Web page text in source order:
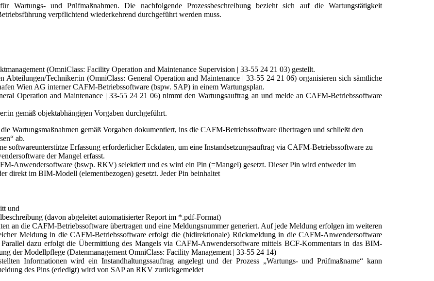
Wartungs- und Prüfmaßnahmen. Die nachfolgende Prozessbeschreibung bezieht sich auf die Wartungstätigkeit
verpflichtend wiederkehrend durchgeführt werden muss.
(OmniClass: Facility Operation and Maintenance Supervision | 33-55 24 21 03) gestellt.
Abteilungen/Techniker:in (OmniClass: General Operation and Maintenance | 33-55 24 21 06) organisieren sich sämtliche
Wien AG interner CAFM-Betriebssoftware (bspw. SAP) in einem Wartungsplan.
Operation and Maintenance | 33-55 24 21 06) nimmt den Wartungsauftrag an und melde an CAFM-Betriebssoftware
gemäß objektabhängigen Vorgaben durchgeführt.
Wartungsmaßnahmen gemäß Vorgaben dokumentiert, ins die CAFM-Betriebssoftware übertragen und schließt den
ab.
softwareunterstütze Erfassung erforderlicher Eckdaten, um eine Instandsetzungsauftrag via CAFM-Betriebssoftware zu
der Mangel erfasst.
Anwendersoftware (bswp. RKV) selektiert und es wird ein Pin (=Mangel) gesetzt. Dieser Pin wird entweder im
direkt im BIM-Modell (elementbezogen) gesetzt. Jeder Pin beinhaltet
und
(davon abgeleitet automatisierter Report im *.pdf-Format)
an die CAFM-Betriebssoftware übertragen und eine Meldungsnummer generiert. Auf jede Meldung erfolgen im weiteren
Meldung in die CAFM-Betriebssoftware erfolgt die (bidirektionale) Rückmeldung in die CAFM-Anwendersoftware
dazu erfolgt die Übermittlung des Mangels via CAFM-Anwendersoftware mittels BCF-Kommentars in das BIM-
der Modellpflege (Datenmanagement OmniClass: Facility Management | 33-55 24 14)
Informationen wird ein Instandhaltungssauftrag angelegt und der Prozess „Wartungs- und Prüfmaßname“ kann
des Pins (erledigt) wird von SAP an RKV zurückgemeldet